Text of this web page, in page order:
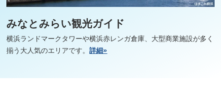
みなとみらい観光ガイド
横浜ランドマークタワーや横浜赤レンガ倉庫、大型商業施設が多く
揃う大人気のエリアです。詳細»